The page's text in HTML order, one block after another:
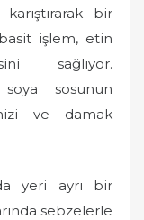
bir
işlem, etin
sağlıyor.
sosunun
ve damak
yeri ayrı bir
sebzelerle